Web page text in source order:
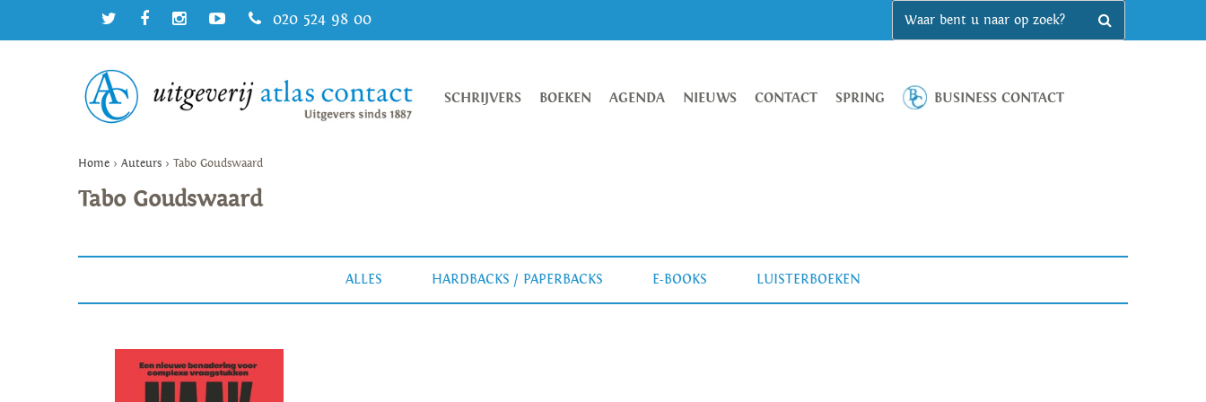
020 524 98 00
SCHRIJVERS BOEKEN AGENDA NIEUWS CONTACT SPRING BUSINESS CONTACT
Home > Auteurs > Tabo Goudswaard
Tabo Goudswaard
ALLES HARDBACKS / PAPERBACKS E-BOOKS LUISTERBOEKEN